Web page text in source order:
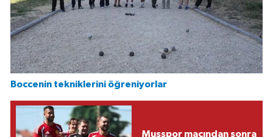
Boccenin tekniklerini öğreniyorlar
Muşspor maçından sonra